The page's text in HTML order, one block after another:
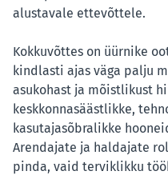
alustavale ettevõttele.
Kokkuvõttes on üürnike
kindlasti ajas väga palju
asukohast ja mõistlikust
keskkonnasäästlikke,
kasutajasõbralikke
Arendajate ja haldajate
pinda, vaid terviklikku